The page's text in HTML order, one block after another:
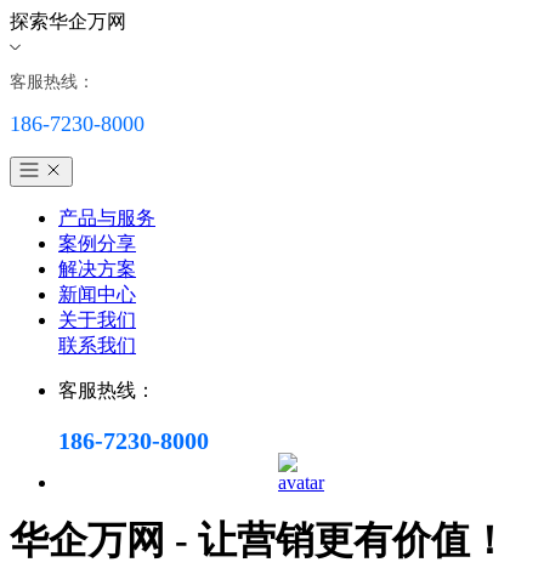
探索华企万网
客服热线：
186-7230-8000
产品与服务
案例分享
解决方案
新闻中心
关于我们
联系我们
客服热线：
186-7230-8000
华企万网 - 让营销更有价值！